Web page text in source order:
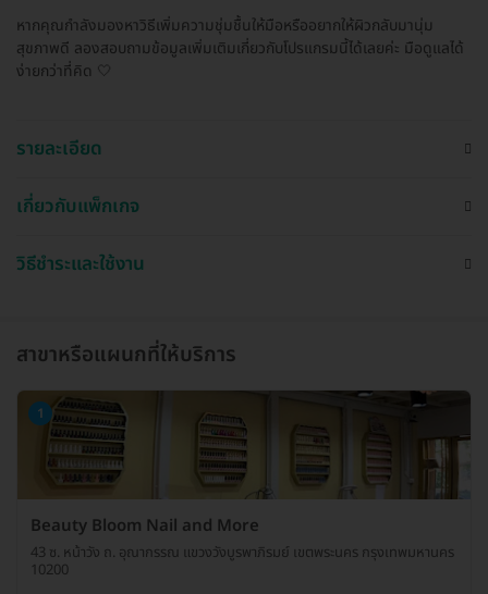
หากคุณกำลังมองหาวิธีเพิ่มความชุ่มชื้นให้มือหรืออยากให้ผิวกลับมานุ่ม
สุขภาพดี ลองสอบถามข้อมูลเพิ่มเติมเกี่ยวกับโปรแกรมนี้ได้เลยค่ะ มือดูแลได้
ง่ายกว่าที่คิด 🤍
รายละเอียด
เกี่ยวกับแพ็กเกจ
วิธีชำระและใช้งาน
สาขาหรือแผนกที่ให้บริการ
1
Beauty Bloom Nail and More
43 ซ. หน้าวัง ถ. อุณากรรณ แขวงวังบูรพาภิรมย์ เขตพระนคร กรุงเทพมหานคร
10200